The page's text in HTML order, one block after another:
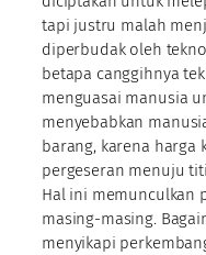
tapi justru malah
diperbudak oleh
betapa canggihnya
menguasai manusia
menyebabkan
barang, karena harga
pergeseran menuju
Hal ini memunculkan
masing-masing.
menyikapi